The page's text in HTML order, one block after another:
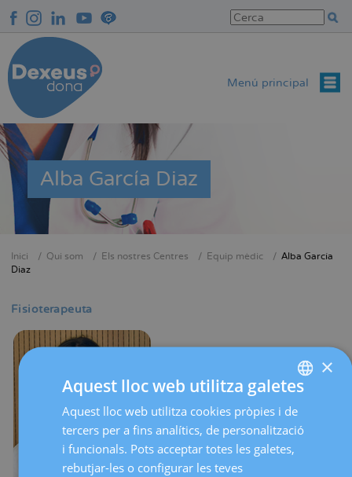
contingut
Menú principal
Alba García Diaz
Fil
Inici Qui som Els nostres Centres Equip mèdic
Alba García
Diaz
Fisioterapeuta
SPANISH
CATALÀ
×
Aquest lloc web utilitza galetes
Aquest lloc web utilitza cookies pròpies i de
tercers per a fins analítics, de personalització
i funcionals. Pots acceptar totes les galetes,
rebutjar-les o configurar les teves